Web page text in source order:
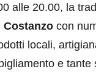
alle 20.00, la
Costanzo con
locali,
e tante